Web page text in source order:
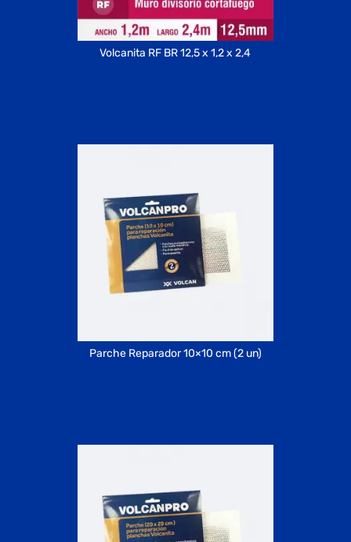
Volcanita RF BR 12,5 x 1,2 x 2,4
Parche Reparador 10×10 cm (2 un)